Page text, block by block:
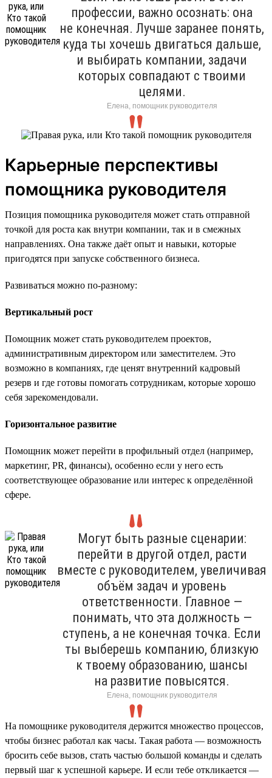
профессии, важно осознать: она
не конечная. Лучше заранее понять,
куда ты хочешь двигаться дальше,
и выбирать компании, задачи
которых совпадают с твоими
целями.
Елена, помощник руководителя
Карьерные перспективы
помощника руководителя
Позиция помощника руководителя может стать отправной
точкой для роста как внутри компании, так и в смежных
направлениях. Она также даёт опыт и навыки, которые
пригодятся при запуске собственного бизнеса.
Развиваться можно по-разному:
Вертикальный рост
Помощник может стать руководителем проектов,
административным директором или заместителем. Это
возможно в компаниях, где ценят внутренний кадровый
резерв и где готовы помогать сотрудникам, которые хорошо
себя зарекомендовали.
Горизонтальное развитие
Помощник может перейти в профильный отдел (например,
маркетинг, PR, финансы), особенно если у него есть
соответствующее образование или интерес к определённой
сфере.
Могут быть разные сценарии:
перейти в другой отдел, расти
вместе с руководителем, увеличивая
объём задач и уровень
ответственности. Главное —
понимать, что эта должность —
ступень, а не конечная точка. Если
ты выберешь компанию, близкую
к твоему образованию, шансы
на развитие повысятся.
Елена, помощник руководителя
На помощнике руководителя держится множество процессов,
чтобы бизнес работал как часы. Такая работа — возможность
бросить себе вызов, стать частью большой команды и сделать
первый шаг к успешной карьере. И если тебе откликается —